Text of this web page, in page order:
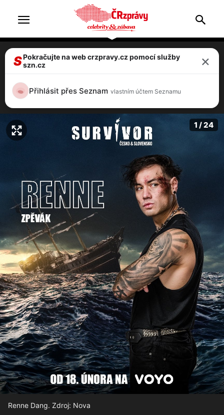
FOTO: Odtajněno! Zpěváci i olympionička,
2025
1 / 24
Renne Dang. Zdroj: Nova
SPokračujte na web crzpravy.cz pomocí služby
szn.cz
×
Přihlásit přes Seznam vlastním účtem Seznamu